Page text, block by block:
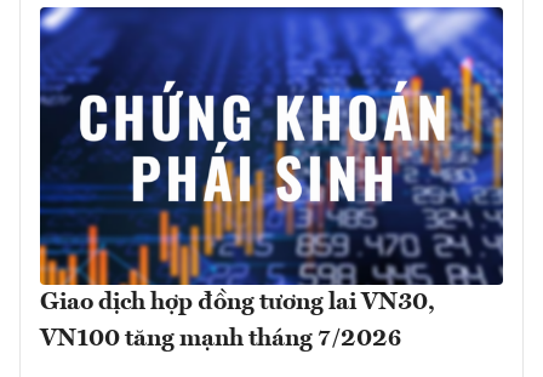
Giao dịch hợp đồng tương lai VN30,
VN100 tăng mạnh tháng 7/2026